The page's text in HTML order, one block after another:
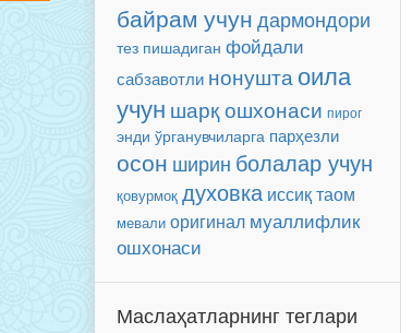
байрам учун дармондори
тез пишадиган фойдали
сабзавотли нонушта оила
учун шарқ ошхонаси пирог
энди ўрганувчиларга парҳезли
осон ширин болалар учун
қовурмоқ духовка иссиқ таом
мевали оригинал муаллифлик
ошхонаси
Маслаҳатларнинг теглари